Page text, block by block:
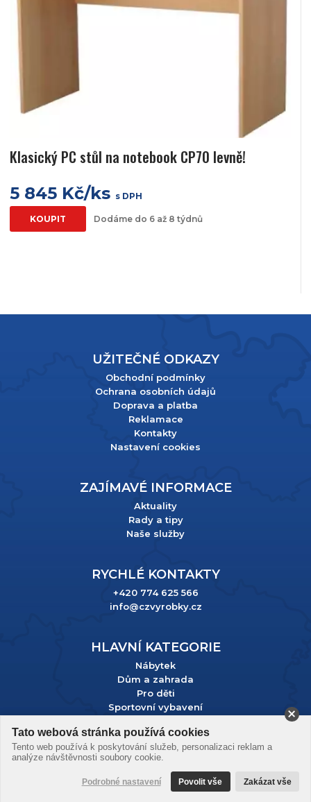
Klasický PC stůl na notebook CP70 levně!
5 845 Kč/ks s DPH
KOUPIT Dodáme do 6 až 8 týdnů
UŽITEČNÉ ODKAZY
Obchodní podmínky
Ochrana osobních údajů
Doprava a platba
Reklamace
Kontakty
Nastavení cookies
ZAJÍMAVÉ INFORMACE
Aktuality
Rady a tipy
Naše služby
RYCHLÉ KONTAKTY
+420 774 625 566
info@czvyrobky.cz
HLAVNÍ KATEGORIE
Nábytek
Dům a zahrada
Pro děti
Sportovní vybavení
Podle zákona o evidenci tržeb je prodávající povinen vystavit
kupujícímu účtenku. Zároveň je povinen zaevidovat přijatou
pak nejpozději do 48 hodin.
Tato webová stránka používá cookies
Tento web používá k poskytování služeb, personalizaci reklam a
analýze návštěvnosti soubory cookie.
Podrobné nastavení Povolit vše Zakázat vše